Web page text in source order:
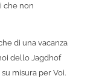
che non
di una vacanza
dello Jagdhof
misura per Voi.